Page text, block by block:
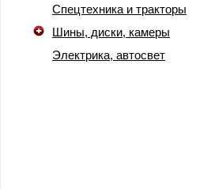
Спецтехника и тракторы
Шины, диски, камеры
Электрика, автосвет